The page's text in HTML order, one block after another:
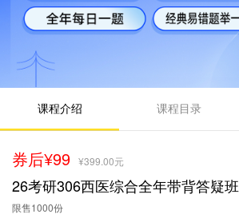
课程介绍 课程目录
券后¥99 ¥399.00元
26考研306西医综合全年带背答疑班
限售1000份